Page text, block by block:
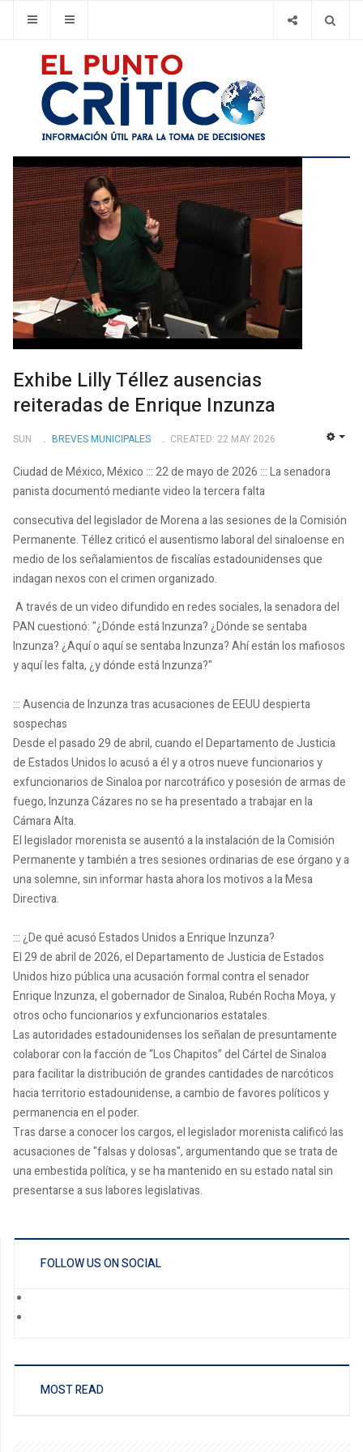
Exhibe Lilly Téllez ausencias
reiteradas de Enrique Inzunza
SUN BREVES MUNICIPALES CREATED: 22 MAY 2026
Ciudad de México, México ::: 22 de mayo de 2026 ::: La senadora
panista documentó mediante video la tercera falta
consecutiva del legislador de Morena a las sesiones de la Comisión
Permanente. Téllez criticó el ausentismo laboral del sinaloense en
medio de los señalamientos de fiscalías estadounidenses que
indagan nexos con el crimen organizado.
A través de un video difundido en redes sociales, la senadora del
PAN cuestionó: "¿Dónde está Inzunza? ¿Dónde se sentaba
Inzunza? ¿Aquí o aquí se sentaba Inzunza? Ahí están los mafiosos
y aquí les falta, ¿y dónde está Inzunza?"
::: Ausencia de Inzunza tras acusaciones de EEUU despierta
sospechas
Desde el pasado 29 de abril, cuando el Departamento de Justicia
de Estados Unidos lo acusó a él y a otros nueve funcionarios y
exfuncionarios de Sinaloa por narcotráfico y posesión de armas de
fuego, Inzunza Cázares no se ha presentado a trabajar en la
Cámara Alta.
El legislador morenista se ausentó a la instalación de la Comisión
Permanente y también a tres sesiones ordinarias de ese órgano y a
una solemne, sin informar hasta ahora los motivos a la Mesa
Directiva.
::: ¿De qué acusó Estados Unidos a Enrique Inzunza?
El 29 de abril de 2026, el Departamento de Justicia de Estados
Unidos hizo pública una acusación formal contra el senador
Enrique Inzunza, el gobernador de Sinaloa, Rubén Rocha Moya, y
otros ocho funcionarios y exfuncionarios estatales.
Las autoridades estadounidenses los señalan de presuntamente
colaborar con la facción de “Los Chapitos” del Cártel de Sinaloa
para facilitar la distribución de grandes cantidades de narcóticos
hacia territorio estadounidense, a cambio de favores políticos y
permanencia en el poder.
Tras darse a conocer los cargos, el legislador morenista calificó las
acusaciones de "falsas y dolosas", argumentando que se trata de
una embestida política, y se ha mantenido en su estado natal sin
presentarse a sus labores legislativas.
FOLLOW US ON SOCIAL
MOST READ